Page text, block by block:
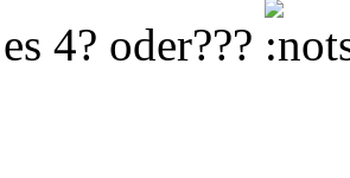
4? oder???